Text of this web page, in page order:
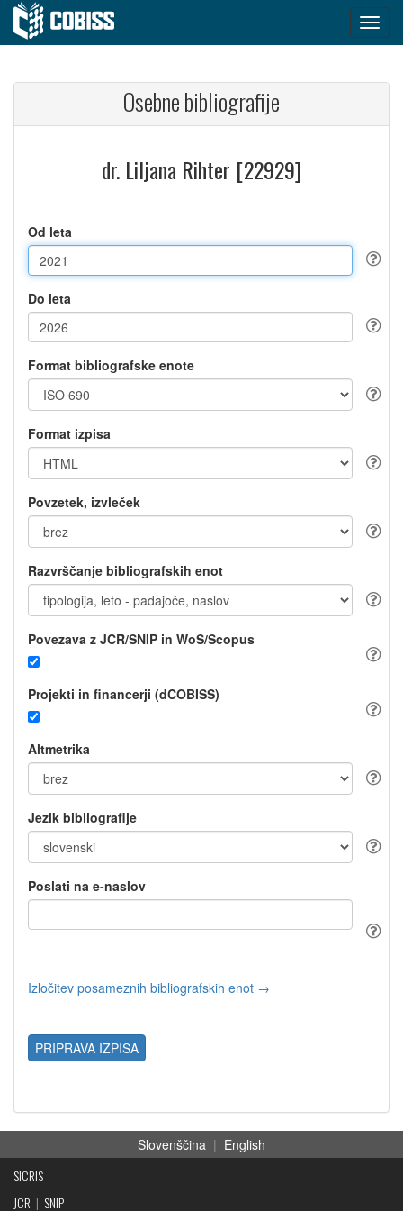
Osebne bibliografije
dr. Liljana Rihter [22929]
Od leta
Do leta
Format bibliografske enote
Format izpisa
Povzetek, izvleček
Razvrščanje bibliografskih enot
Povezava z JCR/SNIP in WoS/Scopus
Projekti in financerji (dCOBISS)
Altmetrika
Jezik bibliografije
Poslati na e-naslov
Izločitev posameznih bibliografskih enot →
PRIPRAVA IZPISA
Slovenščina | English
SICRIS
JCR | SNIP